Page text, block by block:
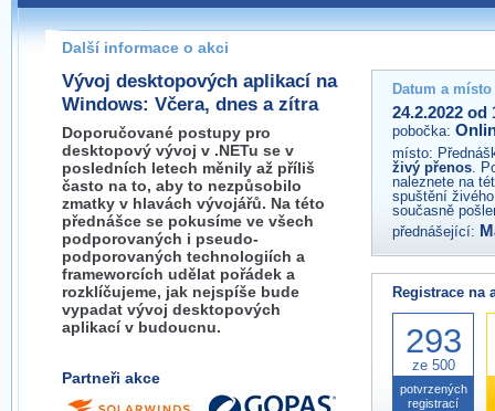
Pokud máte jakýkoliv dotaz na organizátory této akce,
prosím neváhejte nás kontaktovat na e-mailu:
Další informace o akci
Vývoj desktopových aplikací na
Windows: Včera, dnes a zítra
Doporučované postupy pro
desktopový vývoj v .NETu se v
posledních letech měnily až příliš
často na to, aby to nezpůsobilo
zmatky v hlavách vývojářů. Na této
přednášce se pokusíme ve všech
podporovaných i pseudo-
podporovaných technologiích a
frameworcích udělat pořádek a
rozklíčujeme, jak nejspíše bude
vypadat vývoj desktopových
aplikací v budoucnu.
Partneři akce
Datum a
24.2.2022 od
pobočka:
místo:
živý přenos.
naleznete na
spuštění
současně
přednášející:
Registrace na
293
ze 500
potvrzených
registrací